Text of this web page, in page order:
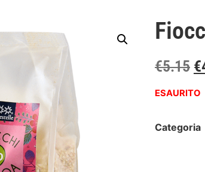
€5.15 €
ESAURITO
Categoria